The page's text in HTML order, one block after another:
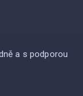
a s podporou